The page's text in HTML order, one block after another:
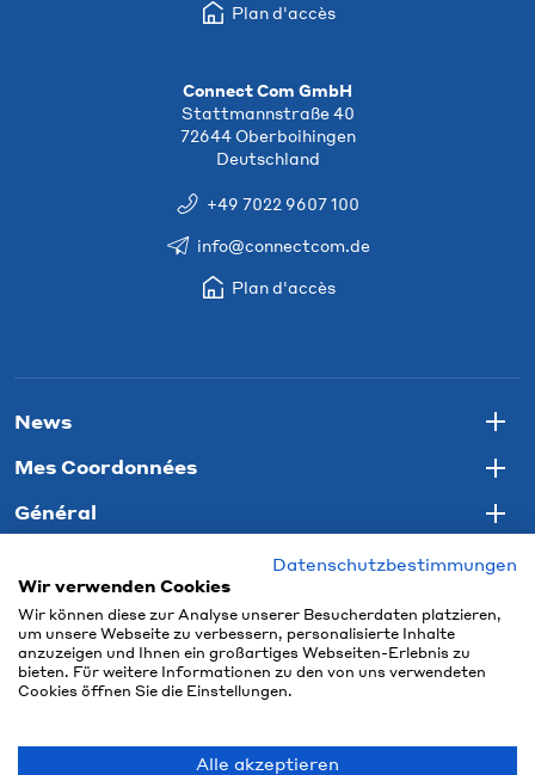
Plan d'accès
Connect Com GmbH
Stattmannstraße 40
72644 Oberboihingen
Deutschland
+49 7022 9607 100
info@connectcom.de
Plan d'accès
News
Mes Coordonnées
Général
Datenschutzbestimmungen
Wir verwenden Cookies
Wir können diese zur Analyse unserer Besucherdaten platzieren,
um unsere Webseite zu verbessern, personalisierte Inhalte
anzuzeigen und Ihnen ein großartiges Webseiten-Erlebnis zu
bieten. Für weitere Informationen zu den von uns verwendeten
Cookies öffnen Sie die Einstellungen.
Alle akzeptieren